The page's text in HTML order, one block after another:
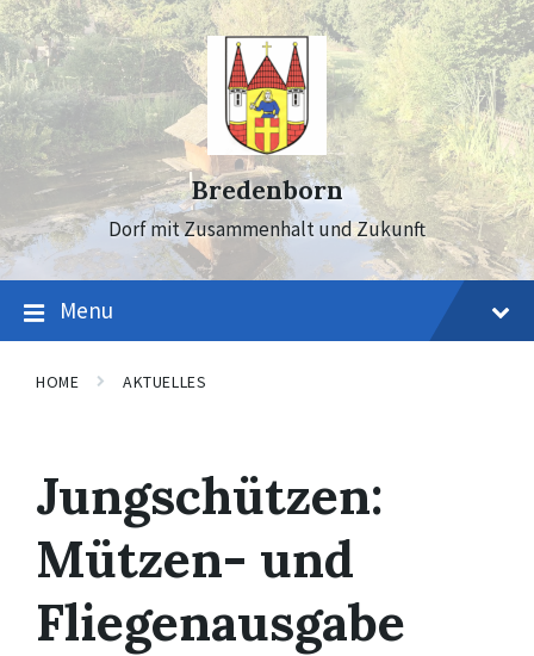
Skip
to
content
Skip
to
main
navigation
Skip
to
footer
Bredenborn
Dorf mit Zusammenhalt und Zukunft
Menu
HOME AKTUELLES
Jungschützen:
Mützen- und
Fliegenausgabe